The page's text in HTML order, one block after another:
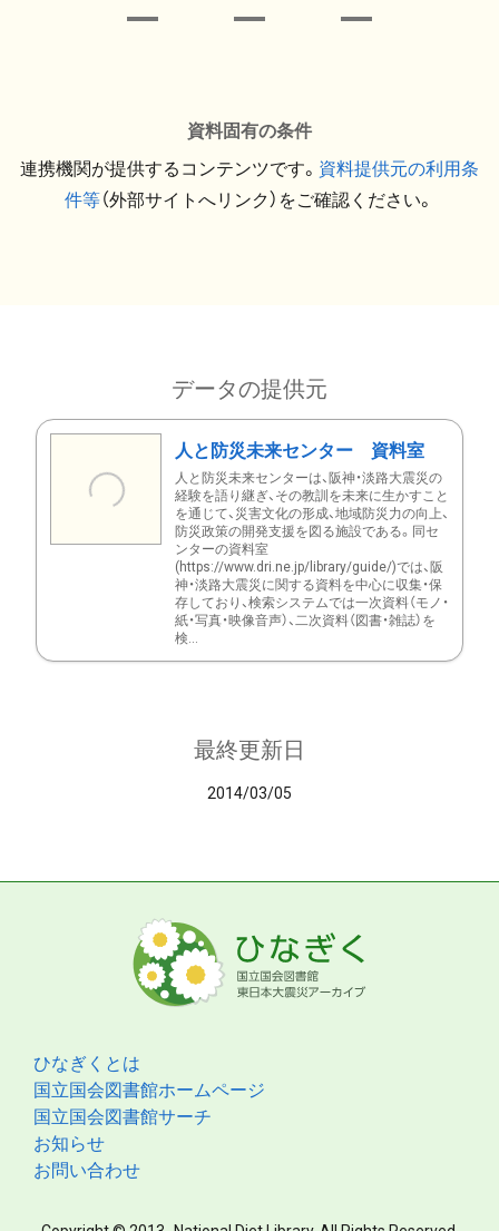
資料固有の条件
連携機関が提供するコンテンツです。 資料提供元の利用条
件等（外部サイトへリンク）をご確認ください。
データの提供元
人と防災未来センター 資料室
人と防災未来センターは、阪神・淡路大震災の
経験を語り継ぎ、その教訓を未来に生かすこと
を通じて、災害文化の形成、地域防災力の向上、
防災政策の開発支援を図る施設である。同セ
ンターの資料室
(https://www.dri.ne.jp/library/guide/)では、阪
神・淡路大震災に関する資料を中心に収集・保
存しており、検索システムでは一次資料（モノ・
紙・写真・映像音声）、二次資料（図書・雑誌）を
検...
最終更新日
2014/03/05
ひなぎくとは
国立国会図書館ホームページ
国立国会図書館サーチ
お知らせ
お問い合わせ